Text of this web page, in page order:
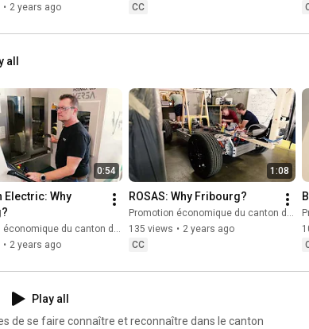
• 2 years ago
CC
all
0:54
Electric: Why
du canton de Fribourg
• 2 years ago
1:08
ROSAS: Why Fribourg?
Promotion économique du canton de Fribourg
135 views • 2 years ago
CC
Play all
de se faire connaître et reconnaître dans le canton